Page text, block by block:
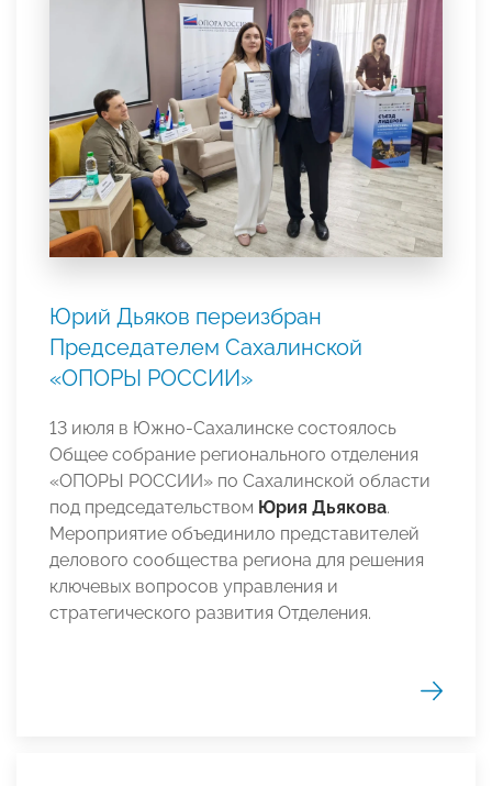
Юрий Дьяков переизбран
Председателем Сахалинской
«ОПОРЫ РОССИИ»
13 июля в Южно-Сахалинске состоялось
Общее собрание регионального отделения
«ОПОРЫ РОССИИ» по Сахалинской области
под председательством Юрия Дьякова.
Мероприятие объединило представителей
делового сообщества региона для решения
ключевых вопросов управления и
стратегического развития Отделения.